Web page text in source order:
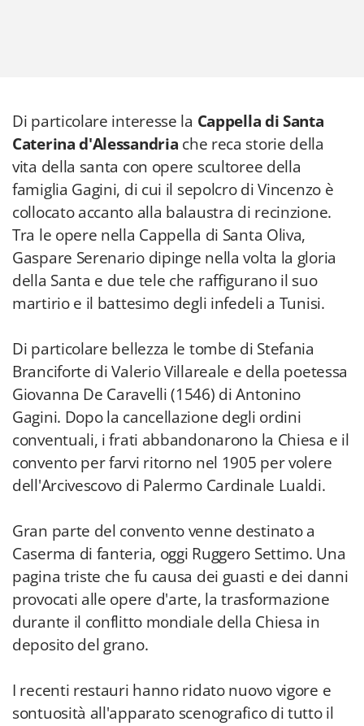
Di particolare interesse la Cappella di Santa
Caterina d'Alessandria che reca storie della
vita della santa con opere scultoree della
famiglia Gagini, di cui il sepolcro di Vincenzo è
collocato accanto alla balaustra di recinzione.
Tra le opere nella Cappella di Santa Oliva,
Gaspare Serenario dipinge nella volta la gloria
della Santa e due tele che raffigurano il suo
martirio e il battesimo degli infedeli a Tunisi.
Di particolare bellezza le tombe di Stefania
Branciforte di Valerio Villareale e della poetessa
Giovanna De Caravelli (1546) di Antonino
Gagini. Dopo la cancellazione degli ordini
conventuali, i frati abbandonarono la Chiesa e il
convento per farvi ritorno nel 1905 per volere
dell'Arcivescovo di Palermo Cardinale Lualdi.
Gran parte del convento venne destinato a
Caserma di fanteria, oggi Ruggero Settimo. Una
pagina triste che fu causa dei guasti e dei danni
provocati alle opere d'arte, la trasformazione
durante il conflitto mondiale della Chiesa in
deposito del grano.
I recenti restauri hanno ridato nuovo vigore e
sontuosità all'apparato scenografico di tutto il